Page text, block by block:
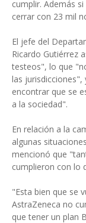
cumplir. Además
cerrar con 23 mil
El jefe del
Ricardo Gutiérrez
testeos", lo que
las
encontrar que se
a la sociedad".
En relación a la
algunas
mencionó que
cumplieron con lo
"Esta bien que se
AstraZeneca no
que tener un plan